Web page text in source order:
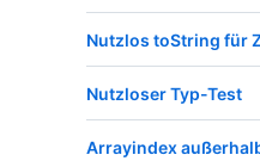
Nutzlos toString für
Nutzloser Typ-Test
Arrayindex